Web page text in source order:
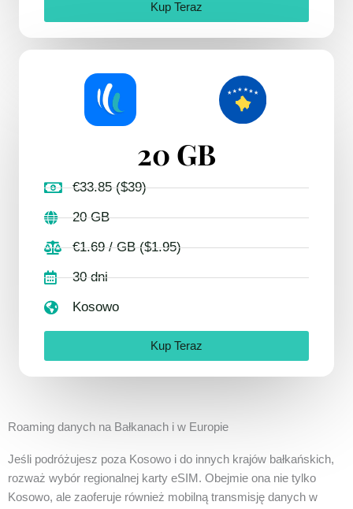
Kup Teraz
20 GB
€33.85 ($39)
20 GB
€1.69 / GB ($1.95)
30 dni
Kosowo
Kup Teraz
Roaming danych na Bałkanach i w Europie
Jeśli podróżujesz poza Kosowo i do innych krajów bałkańskich,
rozważ wybór regionalnej karty eSIM. Obejmie ona nie tylko
Kosowo, ale zaoferuje również mobilną transmisję danych w